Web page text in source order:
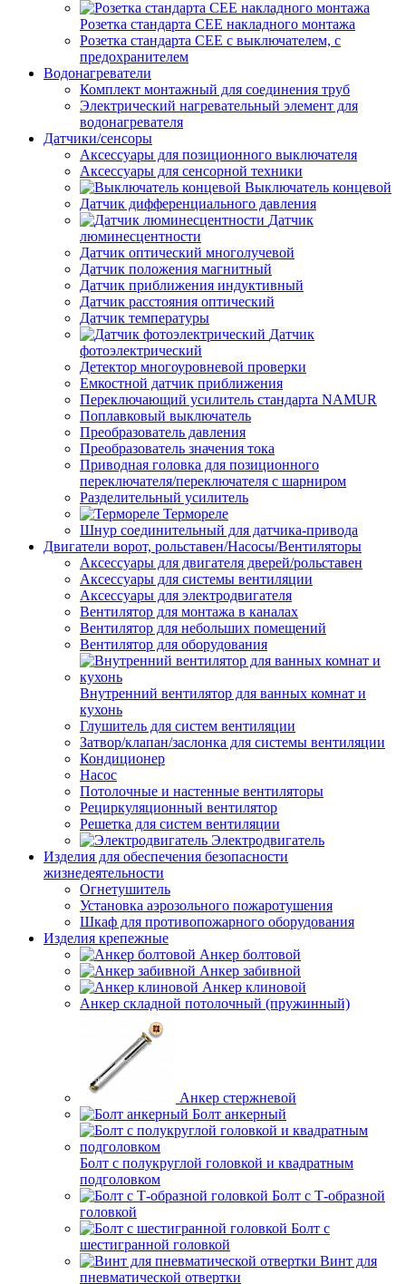
Розетка стандарта СЕЕ накладного монтажа
Розетка стандарта СЕЕ с выключателем, с
предохранителем
Водонагреватели
Комплект монтажный для соединения труб
Электрический нагревательный элемент для
водонагревателя
Датчики/сенсоры
Аксессуары для позиционного выключателя
Аксессуары для сенсорной техники
Выключатель концевой
Датчик дифференциального давления
Датчик
люминесцентности
Датчик оптический многолучевой
Датчик положения магнитный
Датчик приближения индуктивный
Датчик расстояния оптический
Датчик температуры
Датчик
фотоэлектрический
Детектор многоуровневой проверки
Емкостной датчик приближения
Переключающий усилитель стандарта NAMUR
Поплавковый выключатель
Преобразователь давления
Преобразователь значения тока
Приводная головка для позиционного
переключателя/переключателя с шарниром
Разделительный усилитель
Термореле
Шнур соединительный для датчика-привода
Двигатели ворот, рольставен/Насосы/Вентиляторы
Аксессуары для двигателя дверей/рольставен
Аксессуары для системы вентиляции
Аксессуары для электродвигателя
Вентилятор для монтажа в каналах
Вентилятор для небольших помещений
Вентилятор для оборудования
Внутренний вентилятор для ванных комнат и
кухонь
Глушитель для систем вентиляции
Затвор/клапан/заслонка для системы вентиляции
Кондиционер
Насос
Потолочные и настенные вентиляторы
Рециркуляционный вентилятор
Решетка для систем вентиляции
Электродвигатель
Изделия для обеспечения безопасности
жизнедеятельности
Огнетушитель
Установка аэрозольного пожаротушения
Шкаф для противопожарного оборудования
Изделия крепежные
Анкер болтовой
Анкер забивной
Анкер клиновой
Анкер складной потолочный (пружинный)
Анкер стержневой
Болт анкерный
Болт с полукруглой головкой и квадратным
подголовком
Болт с Т-образной
головкой
Болт с
шестигранной головкой
Винт для
пневматической отвертки